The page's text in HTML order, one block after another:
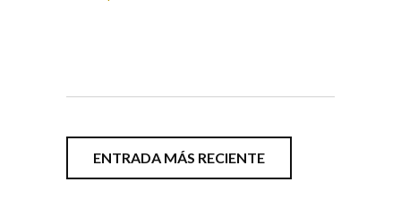
ENTRADA MÁS RECIENTE